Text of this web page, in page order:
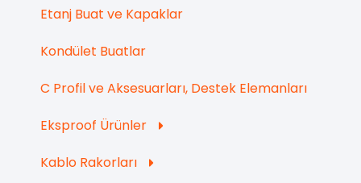
Etanj Buat ve Kapaklar
Kondület Buatlar
C Profil ve Aksesuarları, Destek Elemanları
Eksproof Ürünler
Kablo Rakorları